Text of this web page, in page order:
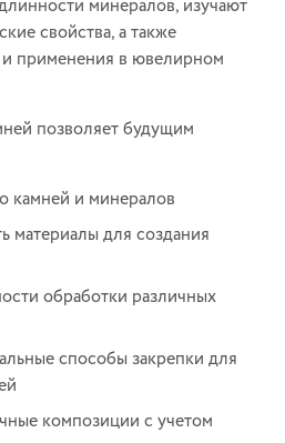
минералов, изучают
свойства, а также
применения в ювелирном
позволяет будущим
камней и минералов
материалы для создания
обработки различных
способы закрепки для
композиции с учетом